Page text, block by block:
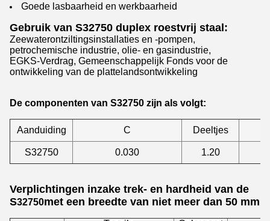
Goede lasbaarheid en werkbaarheid
Gebruik van S32750 duplex roestvrij staal:
Zeewaterontziltingsinstallaties en -pompen,
petrochemische industrie, olie- en gasindustrie,
EGKS-Verdrag, Gemeenschappelijk Fonds voor de
ontwikkeling van de plattelandsontwikkeling
De componenten van S32750 zijn als volgt:
Aanduiding C Deeltjes
S32750 0.030 1.20
Verplichtingen inzake trek- en hardheid van de
S32750met een breedte van niet meer dan 50 mm